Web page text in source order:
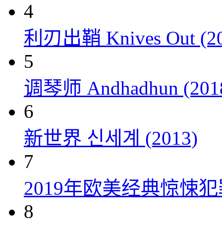
4
利刃出鞘 Knives Out
5
调琴师 Andhadhun
6
新世界 신세계 (2013)
7
2019年欧美经典惊悚
8